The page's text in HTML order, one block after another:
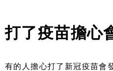
打了疫苗擔心
有的人擔心打了新冠疫苗會